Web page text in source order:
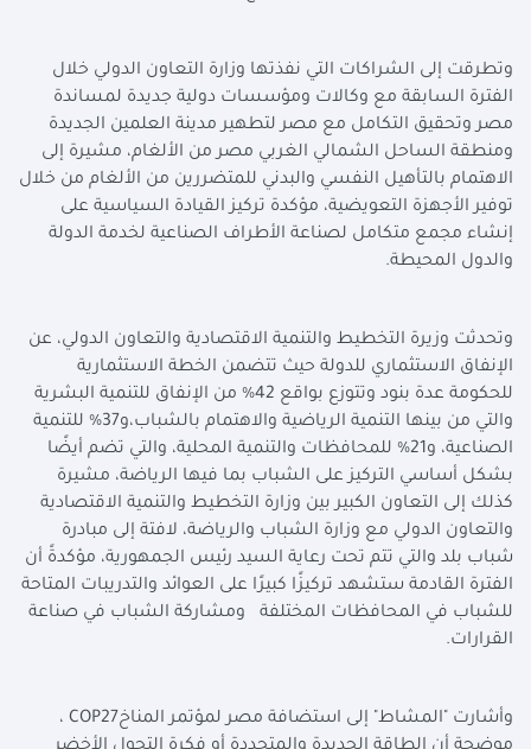
وتطرقت إلى الشراكات التي نفذتها وزارة التعاون الدولي خلال
الفترة السابقة مع وكالات ومؤسسات دولية جديدة لمساندة
مصر وتحقيق التكامل مع مصر لتطهير مدينة العلمين الجديدة
ومنطقة الساحل الشمالي الغربي مصر من الألغام، مشيرة إلى
الاهتمام بالتأهيل النفسي والبدني للمتضررين من الألغام من خلال
توفير الأجهزة التعويضية، مؤكدة تركيز القيادة السياسية على
إنشاء مجمع متكامل لصناعة الأطراف الصناعية لخدمة الدولة
والدول المحيطة.
وتحدثت وزيرة التخطيط والتنمية الاقتصادية والتعاون الدولي، عن
الإنفاق الاستثماري للدولة حيث تتضمن الخطة الاستثمارية
للحكومة عدة بنود وتتوزع بواقع 42% من الإنفاق للتنمية البشرية
والتي من بينها التنمية الرياضية والاهتمام بالشباب،و37% للتنمية
الصناعية، و21% للمحافظات والتنمية المحلية، والتي تضم أيضًا
بشكل أساسي التركيز على الشباب بما فيها الرياضة، مشيرة
كذلك إلى التعاون الكبير بين وزارة التخطيط والتنمية الاقتصادية
والتعاون الدولي مع وزارة الشباب والرياضة، لافتة إلى مبادرة
شباب بلد والتي تتم تحت رعاية السيد رئيس الجمهورية، مؤكدةً أن
الفترة القادمة ستشهد تركيزًا كبيرًا على العوائد والتدريبات المتاحة
للشباب في المحافظات المختلفة ومشاركة الشباب في صناعة
القرارات.
وأشارت "المشاط" إلى استضافة مصر لمؤتمر المناخCOP27 ،